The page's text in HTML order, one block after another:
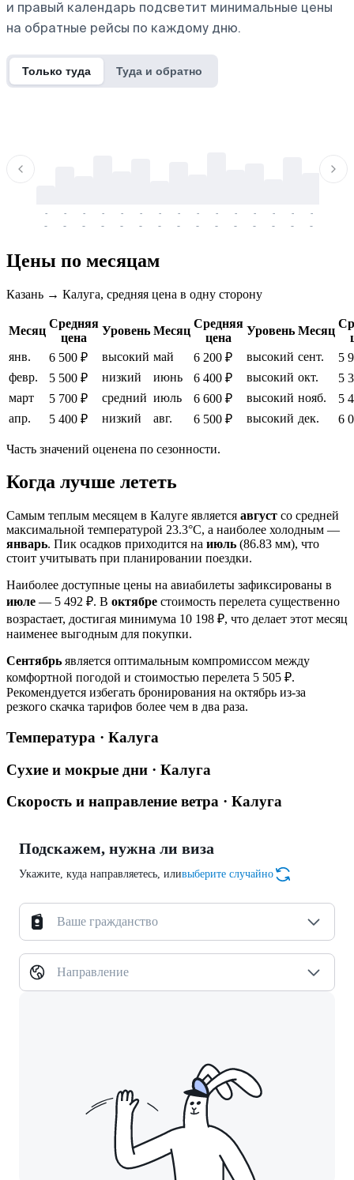
и правый календарь подсветит минимальные цены
на обратные рейсы по каждому дню.
Только туда Туда и обратно
-
-
-
-
-
-
-
-
-
-
-
-
-
-
-
-
-
-
-
-
-
-
-
-
-
-
-
-
-
-
Цены по месяцам
Казань → Калуга, средняя цена в одну сторону
Месяц
Средняя
цена
Уровень Месяц
Средняя
цена
Уровень Месяц
янв.
6 500 ₽ высокий май 6 200 ₽ высокий сент.
5
февр.
5 500 ₽ низкий июнь 6 400 ₽ высокий окт.
5
март
5 700 ₽ средний июль 6 600 ₽ высокий нояб.
5
апр.
5 400 ₽ низкий авг. 6 500 ₽ высокий дек. 6
Часть значений оценена по сезонности.
Когда лучше лететь
Самым теплым месяцем в Калуге является август со средней
максимальной температурой 23.3°C, а наиболее холодным —
январь. Пик осадков приходится на июль (86.83 мм), что
стоит учитывать при планировании поездки.
Наиболее доступные цены на авиабилеты зафиксированы в
июле — 5 492 ₽. В октябре стоимость перелета существенно
возрастает, достигая минимума 10 198 ₽, что делает этот месяц
наименее выгодным для покупки.
Сентябрь является оптимальным компромиссом между
комфортной погодой и стоимостью перелета 5 505 ₽.
Рекомендуется избегать бронирования на октябрь из-за
резкого скачка тарифов более чем в два раза.
Температура · Калуга
Сухие и мокрые дни · Калуга
Скорость и направление ветра · Калуга
Подскажем, нужна ли виза
Укажите, куда направляетесь, иливыберите случайно
Ваше гражданство
Направление